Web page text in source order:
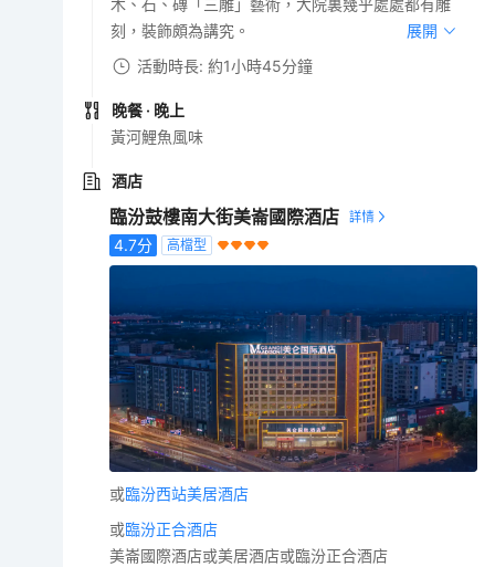
刻，裝飾頗為講究。
展開
活動時長: 約1小時45分鐘
晚餐 · 晚上
黃河鯉魚風味
酒店
臨汾鼓樓南大街美崙國際酒店
4.7分 高檔型
或臨汾西站美居酒店
或臨汾正合酒店
美崙國際酒店或美居酒店或臨汾正合酒店